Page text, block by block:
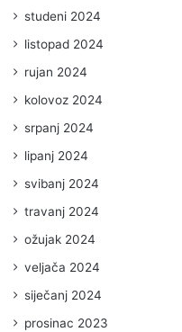
studeni 2024
listopad 2024
rujan 2024
kolovoz 2024
srpanj 2024
lipanj 2024
svibanj 2024
travanj 2024
ožujak 2024
veljača 2024
siječanj 2024
prosinac 2023